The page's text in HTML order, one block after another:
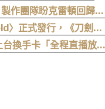
作團隊盼克雷頓回歸執
〉正式發行，《刀劍神
絲娜最深的羈絆
換手卡「全程直播放